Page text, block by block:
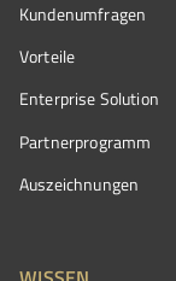
Kundenumfragen
Vorteile
Enterprise Solution
Partnerprogramm
Auszeichnungen